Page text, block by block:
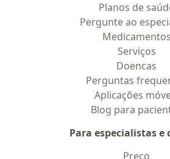
Planos de
Pergunte ao
Medicamentos
Serviços
Doencas
Perguntas
Aplicações
Blog para
Para especialistas e
Preço